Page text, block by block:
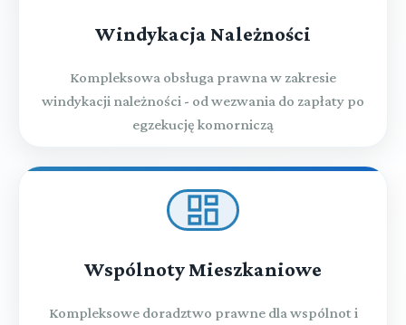
Windykacja Należności
Kompleksowa obsługa prawna w zakresie
windykacji należności - od wezwania do zapłaty po
egzekucję komorniczą
Wspólnoty Mieszkaniowe
Kompleksowe doradztwo prawne dla wspólnot i